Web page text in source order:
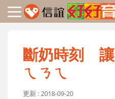
斷奶時刻 讓
ㄟㄋㄟ
更新 : 2018-09-20